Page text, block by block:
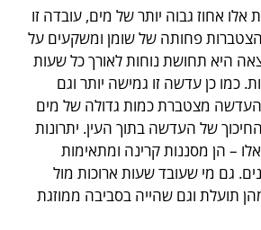
אלו אחוז גבוה יותר של מים, עובדה זו
פחותה של שומן ומשקעים על
היא תחושת נוחות לאורך כל שעות
כמו כן עדשה זו גמישה יותר וגם
מצטברת כמות גדולה של מים
של העדשה בתוך העין. יתרונות
– הן מסננות קרינה ומתאימות
גם מי שעובד שעות ארוכות מול
תועלת וגם שהייה בסביבה ממוזגת